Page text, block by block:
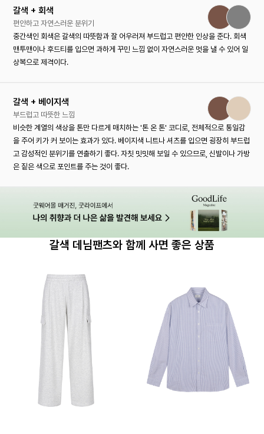
갈색 + 회색
편안하고 자연스러운 분위기
중간색인 회색은 갈색의 따뜻함과 잘 어우러져 부드럽고 편안한 인상을 준다. 회색
맨투맨이나 후드티를 입으면 과하게 꾸민 느낌 없이 자연스러운 멋을 낼 수 있어 일
상복으로 제격이다.
갈색 + 베이지색
부드럽고 따뜻한 느낌
비슷한 계열의 색상을 톤만 다르게 매치하는 '톤 온 톤' 코디로, 전체적으로 통일감
을 주어 키가 커 보이는 효과가 있다. 베이지색 니트나 셔츠를 입으면 굉장히 부드럽
고 감성적인 분위기를 연출하기 좋다. 자칫 밋밋해 보일 수 있으므로, 신발이나 가방
은 짙은 색으로 포인트를 주는 것이 좋다.
갈색 데님팬츠와 함께 사면 좋은 상품